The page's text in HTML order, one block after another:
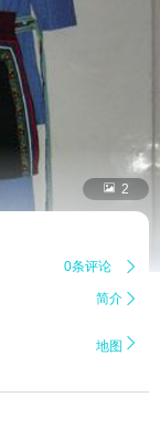
 2
0条评论 
简介 
地图 